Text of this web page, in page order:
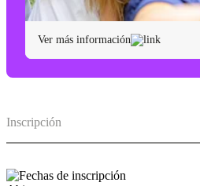
Ver más información
Inscripción